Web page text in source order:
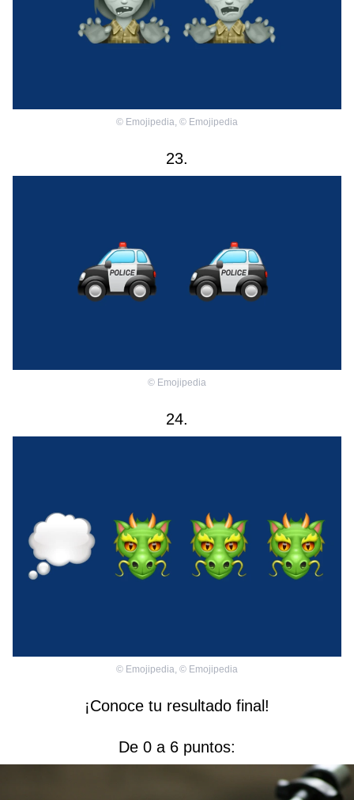
© Emojipedia, © Emojipedia
23.
© Emojipedia
24.
© Emojipedia © Emojipedia
¡Conoce tu resultado final!
De 0 a 6 puntos: